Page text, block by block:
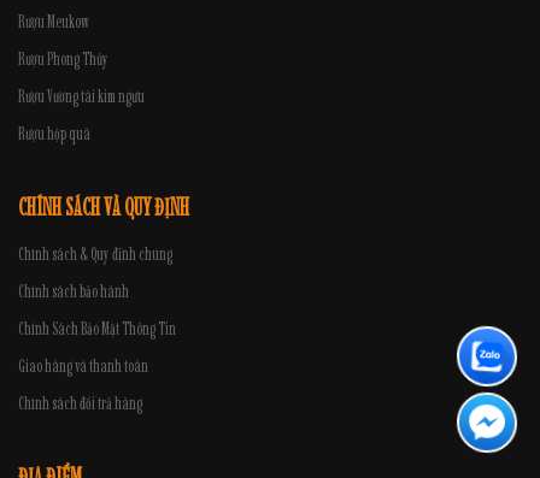
Rượu Meukow
Rượu Phong Thủy
Rượu Vương tài kim ngưu
Rượu hộp quà
CHÍNH SÁCH VÀ QUY ĐỊNH
Chính sách & Quy định chung
Chính sách bảo hành
Chính Sách Bảo Mật Thông Tin
Giao hàng và thanh toán
Chính sách đổi trả hàng